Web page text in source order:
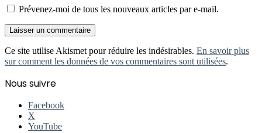
Prévenez-moi de tous les nouveaux articles par e-mail.
Ce site utilise Akismet pour réduire les indésirables. En savoir plus
sur comment les données de vos commentaires sont utilisées.
Nous suivre
Facebook
X
YouTube